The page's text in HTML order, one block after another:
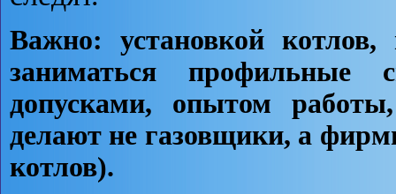
Важно: установкой
заниматься профильные
допусками, опытом
делают не газовщики, а
котлов).